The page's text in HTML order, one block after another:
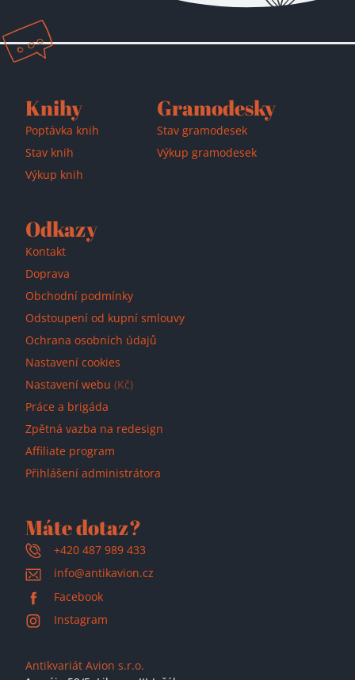
Přidáno do košíku!
Knihy
Poptávka knih
Stav knih
Výkup knih
Gramodesky
Stav gramodesek
Výkup gramodesek
Odkazy
Kontakt
Doprava
Obchodní podmínky
Odstoupení od kupní smlouvy
Ochrana osobních údajů
Nastavení cookies
Nastavení webu (Kč)
Práce a brigáda
Zpětná vazba na redesign
Affiliate program
Přihlášení administrátora
Máte dotaz?
+420 487 989 433
info@antikavion.cz
Facebook
Instagram
Antikvariát Avion s.r.o.